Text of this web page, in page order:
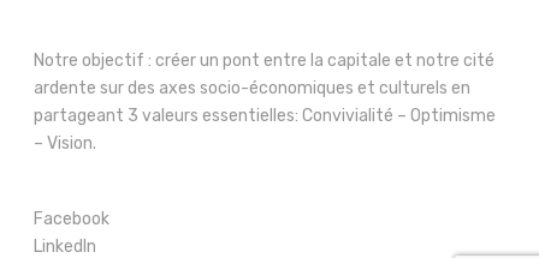
Notre objectif : créer un pont entre la capitale et notre cité
ardente sur des axes socio-économiques et culturels en
partageant 3 valeurs essentielles: Convivialité – Optimisme
– Vision.
Facebook
LinkedIn